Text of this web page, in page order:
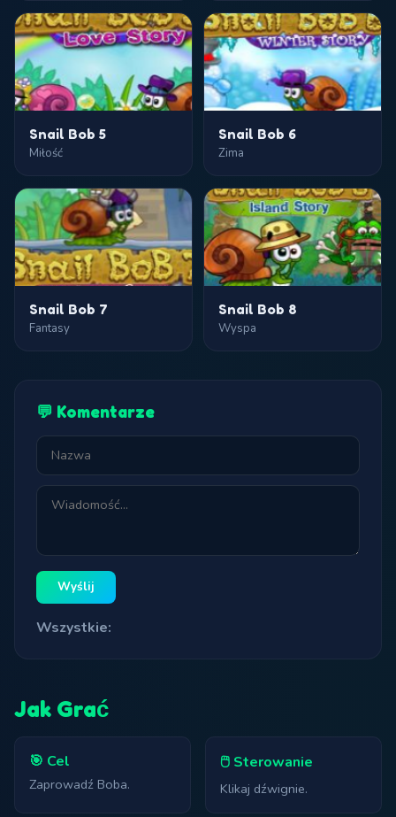
Snail Bob 5
Miłość
Snail Bob 6
Zima
Snail Bob 7
Fantasy
Snail Bob 8
Wyspa
💬 Komentarze
Wyślij
Wszystkie:
Jak Grać
🎯 Cel
Zaprowadź Boba.
🖱️ Sterowanie
Klikaj dźwignie.